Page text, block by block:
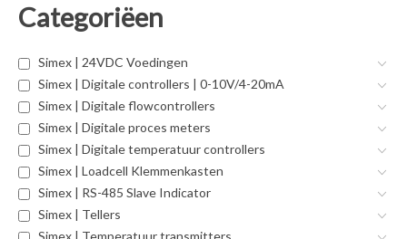
Categoriëen
Simex | 24VDC Voedingen
Simex | Digitale controllers | 0-10V/4-20mA
Simex | Digitale flowcontrollers
Simex | Digitale proces meters
Simex | Digitale temperatuur controllers
Simex | Loadcell Klemmenkasten
Simex | RS-485 Slave Indicator
Simex | Tellers
Simex | Temperatuur transmitters